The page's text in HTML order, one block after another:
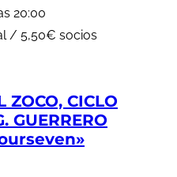
20:00
/ 5,50€ socios
ZOCO, CICLO
GUERRERO